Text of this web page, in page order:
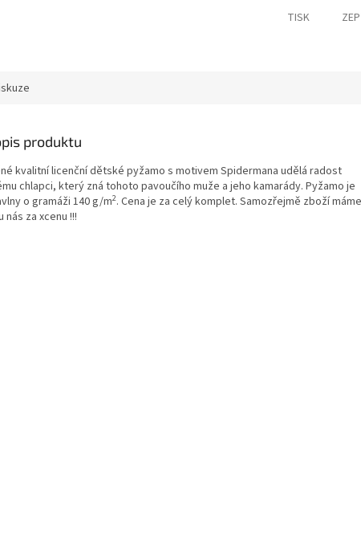
TISK
produktu
kvalitní licenční dětské pyžamo s motivem Spidermana udělá radost
chlapci, který zná tohoto pavoučího muže a jeho kamarády. Pyžamo je
o gramáži 140 g/m2. Cena je za celý komplet. Samozřejmě zboží máme
nás za xcenu !!!